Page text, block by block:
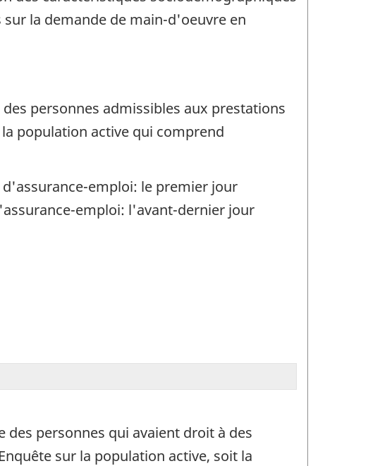
la demande de main-d'oeuvre en
personnes admissibles aux prestations
population active qui comprend
emploi: le premier jour
emploi: l'avant-dernier jour
personnes qui avaient droit à des
sur la population active, soit la